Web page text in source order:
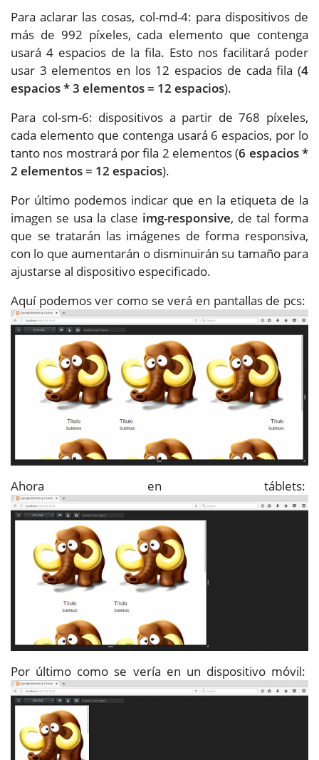
Para aclarar las cosas, col-md-4: para dispositivos de
más de 992 píxeles, cada elemento que contenga
usará 4 espacios de la fila. Esto nos facilitará poder
usar 3 elementos en los 12 espacios de cada fila (4
espacios * 3 elementos = 12 espacios).
Para col-sm-6: dispositivos a partir de 768 píxeles,
cada elemento que contenga usará 6 espacios, por lo
tanto nos mostrará por fila 2 elementos (6 espacios *
2 elementos = 12 espacios).
Por último podemos indicar que en la etiqueta de la
imagen se usa la clase img-responsive, de tal forma
que se tratarán las imágenes de forma responsiva,
con lo que aumentarán o disminuirán su tamaño para
ajustarse al dispositivo especificado.
Aquí podemos ver como se verá en pantallas de pcs:
Ahora en táblets:
Por último como se vería en un dispositivo móvil: